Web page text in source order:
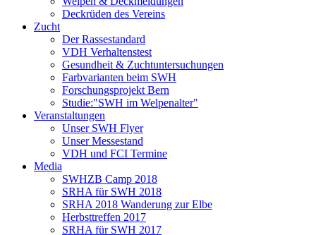
Deckrüden des Vereins
Zucht
Der Rassestandard
VDH Verhaltenstest
Gesundheit & Zuchtuntersuchungen
Farbvarianten beim SWH
Forschungsprojekt Bern
Studie:"SWH im Welpenalter"
Veranstaltungen
Unser SWH Flyer
Unser Messestand
VDH und FCI Termine
Media
SWHZB Camp 2018
SRHA für SWH 2018
SRHA 2018 Wanderung zur Elbe
Herbsttreffen 2017
SRHA für SWH 2017